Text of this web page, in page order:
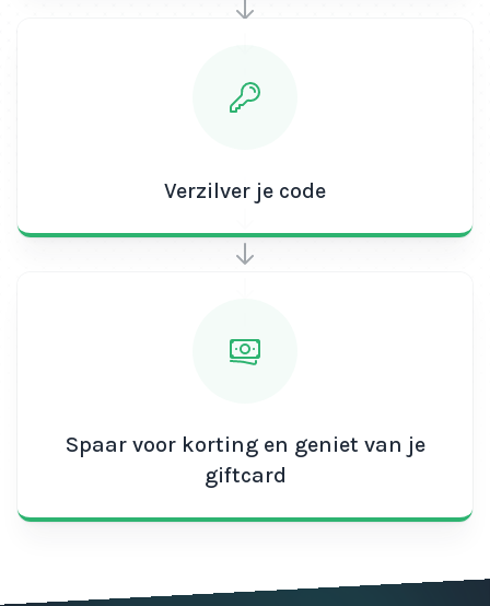
Verzilver je code
Spaar voor korting en geniet van je
giftcard